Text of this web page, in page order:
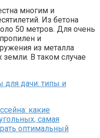
многим и
Из бетона
50 метров. Для очень
и
из металла
земли. В таком случае